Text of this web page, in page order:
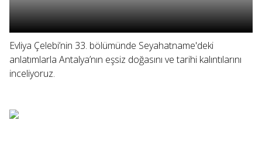
Evliya Çelebi’nin 33. bölümünde Seyahatname'deki
anlatımlarla Antalya’nın eşsiz doğasını ve tarihi kalıntılarını
inceliyoruz.